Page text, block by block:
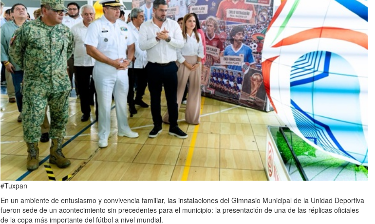
#Tuxpan
En un ambiente de entusiasmo y convivencia familiar, las instalaciones del Gimnasio Municipal de la Unidad Deportiva
fueron sede de un acontecimiento sin precedentes para el municipio: la presentación de una de las réplicas oficiales
de la copa más importante del fútbol a nivel mundial.